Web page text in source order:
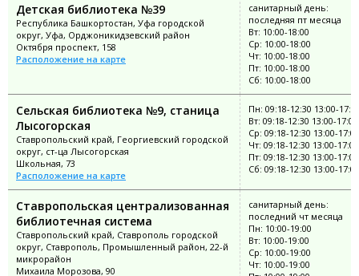
Детская библиотека №39
Республика Башкортостан, Уфа городской
округ, Уфа, Орджоникидзевский район
Октября проспект, 158
Расположение на карте
санитарный день:
последняя пт месяца
Вт: 10:00-18:00
Ср: 10:00-18:00
Чт: 10:00-18:00
Пт: 10:00-18:00
Сб: 10:00-18:00
Сельская библиотека №9, станица
Лысогорская
Ставропольский край, Георгиевский городской
округ, ст-ца Лысогорская
Школьная, 73
Расположение на карте
Пн: 09:18-12:30 13:00-
Вт: 09:18-12:30 13:00-17:00
Ср: 09:18-12:30 13:00-17:00
Чт: 09:18-12:30 13:00-17:00
Пт: 09:18-12:30 13:00-17:00
Сб: 09:18-12:30 13:00-17:00
Ставропольская централизованная
библиотечная система
Ставропольский край, Ставрополь городской
округ, Ставрополь, Промышленный район, 22-й
микрорайон
Михаила Морозова, 90
санитарный день:
последний чт месяца
Пн: 10:00-19:00
Вт: 10:00-19:00
Ср: 10:00-19:00
Чт: 10:00-19:00